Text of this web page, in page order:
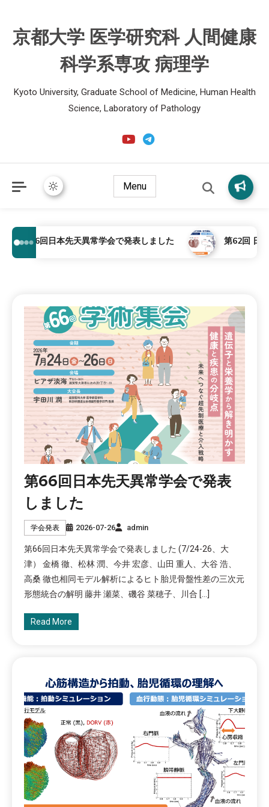
京都大学 医学研究科 人間健康
科学系専攻 病理学
Kyoto University, Graduate School of Medicine, Human Health
Science, Laboratory of Pathology
Menu
第66回日本先天異常学会で発表しました 第62回 日本
第66回日本先天異常学会で発表
しました
学会発表 2026-07-26 admin
第66回日本先天異常学会で発表しました (7/24-26、大
津） 金橋 徹、松林 潤、今井 宏彦、山田 重人、大谷 浩、
高桑 徹也相同モデル解析によるヒト胎児骨盤性差の三次元
形態統合の解明 藤井 瀬菜、磯谷 菜穂子、川合 […]
Read More